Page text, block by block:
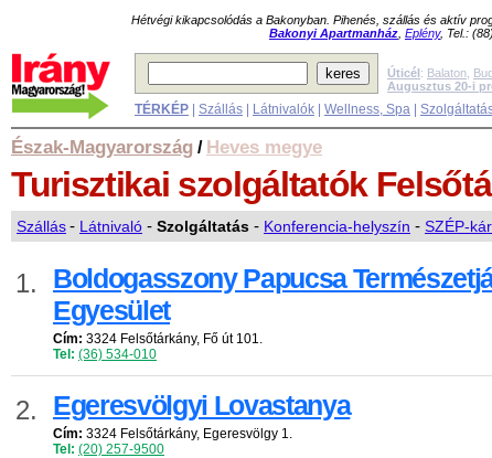
Hétvégi kikapcsolódás a Bakonyban. Pihenés, szállás és aktív
Bakonyi Apartmanház Eplény, Tel.:
Úticél: Balaton
Augusztus 20-i
TÉRKÉP Szállás Látnivalók Wellness, Spa
Észak-Magyarország / Heves megye
Turisztikai szolgáltatók
Szállás- Látnivaló - Szolgáltatás - Konferencia-helyszín - SZÉP-
1.
Boldogasszony Papucsa
Egyesület
Cím: 3324 Felsőtárkány, Fő út 101.
Tel: (36) 534-010
2. Egeresvölgyi Lovastanya
Cím: 3324 Felsőtárkány, Egeresvölgy 1.
Tel: (20) 257-9500